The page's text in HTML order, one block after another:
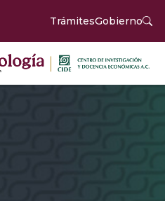
TrámitesGobierno